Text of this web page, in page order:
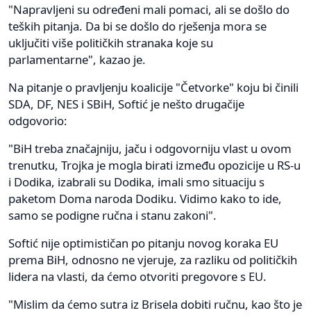
"Napravljeni su određeni mali pomaci, ali se došlo do
teških pitanja. Da bi se došlo do rješenja mora se
uključiti više političkih stranaka koje su
parlamentarne", kazao je.
Na pitanje o pravljenju koalicije "Četvorke" koju bi činili
SDA, DF, NES i SBiH, Softić je nešto drugačije
odgovorio:
"BiH treba značajniju, jaču i odgovorniju vlast u ovom
trenutku, Trojka je mogla birati između opozicije u RS-u
i Dodika, izabrali su Dodika, imali smo situaciju s
paketom Doma naroda Dodiku. Vidimo kako to ide,
samo se podigne ručna i stanu zakoni".
Softić nije optimističan po pitanju novog koraka EU
prema BiH, odnosno ne vjeruje, za razliku od političkih
lidera na vlasti, da ćemo otvoriti pregovore s EU.
"Mislim da ćemo sutra iz Brisela dobiti ručnu, kao što je